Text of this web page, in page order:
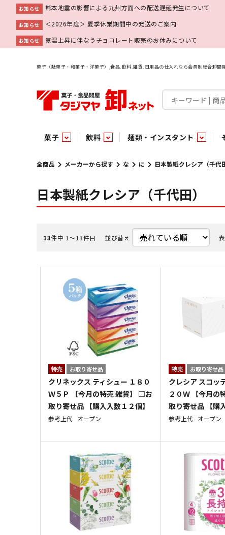
お知らせ 熊本地震の影響による九州方面への配送遅延発生について
お知らせ ＜2026年度＞ 夏季休業期間中の発送のご案内
お知らせ 気温上昇に伴なうチョコレート販売のお休みについて
菓子（駄菓子・和菓子・洋菓子）,食品.飲料.雑貨.日用品の仕入れなら会員制総合卸問
菓子
菓子 パン・生菓子
チョコレート 袋チョコ ポケット ガム
焼き菓子
半生菓子 ポリドリンク／ゼリー 豆
飲料
飲料水 嗜好飲料 チルド飲料・デザート
炭酸飲料 濃縮・乳酸・乳飲料 コーヒー飲料
ミキサー飲料
医薬部外品 低アルコール飲料
麺類・インスタント
麺類 インスタント
乾麺 即席麺 袋 即席麺 カップ パスタ
調味料 ビン・缶詰 乾物 嗜好食品 パ
砂糖 甘味料 味噌 醤油 つゆ
みりん風調味料
香辛料
雑貨 ペット関連 業務用非食品
洗剤 ヘアケア スキンケア 浴用剤
トイレ用品
洗濯用品 小物家具 傘・袋物
業務用 業務用非食品
めん類・缶詰・びん詰・惣菜・乾物・その他（業務用
特集
駄菓子特集 切って使える！つり下げ４連・5連菓子
当たり・占い付きのラッキーお菓子
タジマヤ オ
今月の特売
調味料 インスタント ビン・缶詰 麺類
青果
ペット関連 雑貨 業務用非食品 業務
新商品
調味料 インスタント ビン・缶詰 麺類
青果
ペット関連 雑貨 業務用非食品 業務
あ行 か行 さ行 た行 な行 は行
あ い う え お
全商品 メーカーから探す な に 日本製紙クレシア（千代
日本製紙クレシア（千代田）
13件中 1〜13件目 並び替え
特売 お取り寄せ品
クリネックス ティシュー １８０
Ｗ５Ｐ 【今月の特売 雑貨】 □お
取り寄せ品 【購入入数１２個】
参考上代 オープン
特売 お取り寄せ品
クレシア スコッ
２０Ｗ 【今月の
取り寄せ品 【購
参考上代 オープン